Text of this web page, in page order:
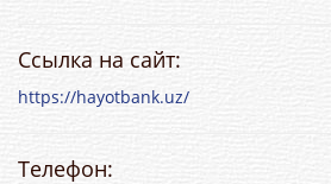
Ссылка на сайт:
https://hayotbank.uz/
Телефон: